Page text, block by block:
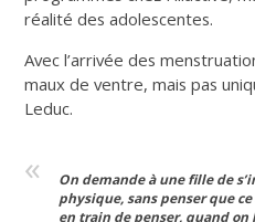
réalité des adolescentes.
Avec l’arrivée des
maux de ventre, mais pas
Leduc.
On demande à une fille de
physique, sans penser que
en train de penser, quand